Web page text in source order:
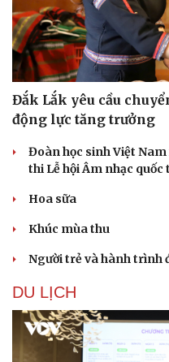
Đắk Lắk yêu cầu
động lực tăng trưởng
Đoàn học sinh Việt Nam
thi Lễ hội Âm nhạc quốc
Hoa sữa
Khúc mùa thu
Người trẻ và hành trình
DU LỊCH